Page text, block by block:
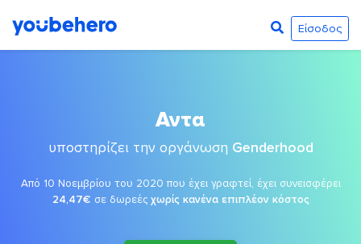
Είσοδος
Αντα
υποστηρίζει την οργάνωση Genderhood
Από 10 Νοεμβρίου του 2020 που έχει γραφτεί, έχει συνεισφέρει
24,47€ σε δωρεές χωρίς κανένα επιπλέον κόστος